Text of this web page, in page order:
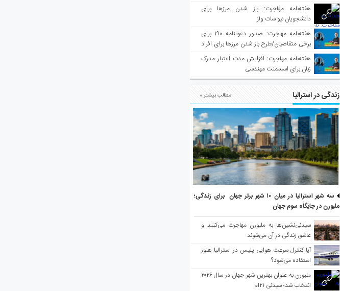
هفته‌نامه مهاجرت: باز شدن مرزها برای
دانشجویان نیو سات ولز
هفته‌نامه مهاجرت: صدور دعوتنامه ۱۹۰ برای
برخی متقاضیان/طرح باز شدن مرزها برای افراد
واکسینه شده
هفته‌نامه مهاجرت: افزایش مدت اعتبار مدرک
زبان برای اسسمنت مهندسی
زندگی در استرالیا مطالب بیشتر »
سه شهر استرالیا در میان ۱۰ شهر برتر جهان برای زندگی؛
ملبورن در جایگاه سوم جهان
سیدنی‌نشین‌ها به ملبورن مهاجرت می‌کنند و
عاشق زندگی در آن می‌شوند
آیا کنترل سرعت هوایی پلیس در استرالیا هنوز
استفاده می‌شود؟
ملبورن به عنوان بهترین شهر جهان در سال ۲۰۲۶
انتخاب شد؛ سیدنی ۲۱‌ام